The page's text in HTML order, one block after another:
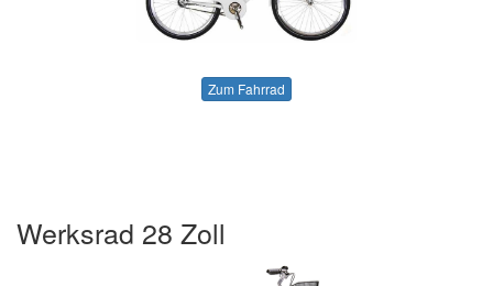
Zum Fahrrad
Werksrad 28 Zoll